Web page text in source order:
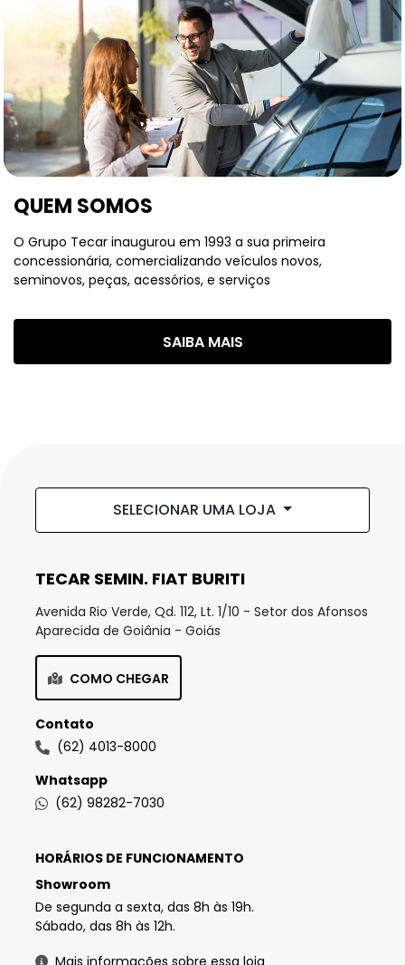
QUEM SOMOS
O Grupo Tecar inaugurou em 1993 a sua primeira
concessionária, comercializando veículos novos,
seminovos, peças, acessórios, e serviços
SAIBA MAIS
SELECIONAR UMA LOJA
TECAR SEMIN. FIAT BURITI
Avenida Rio Verde, Qd. 112, Lt. 1/10 - Setor dos Afonsos
Aparecida de Goiânia - Goiás
COMO CHEGAR
Contato
(62) 4013-8000
Whatsapp
(62) 98282-7030
HORÁRIOS DE FUNCIONAMENTO
Showroom
De segunda a sexta, das 8h às 19h.
Sábado, das 8h às 12h.